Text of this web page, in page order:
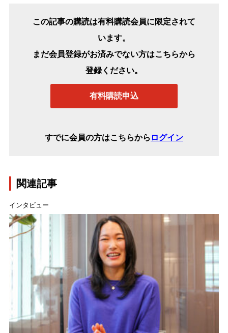
この記事の購読は有料購読会員に限定されて
います。
まだ会員登録がお済みでない方はこちらから
登録ください。
有料購読申込
すでに会員の方はこちらから ログイン
関連記事
インタビュー